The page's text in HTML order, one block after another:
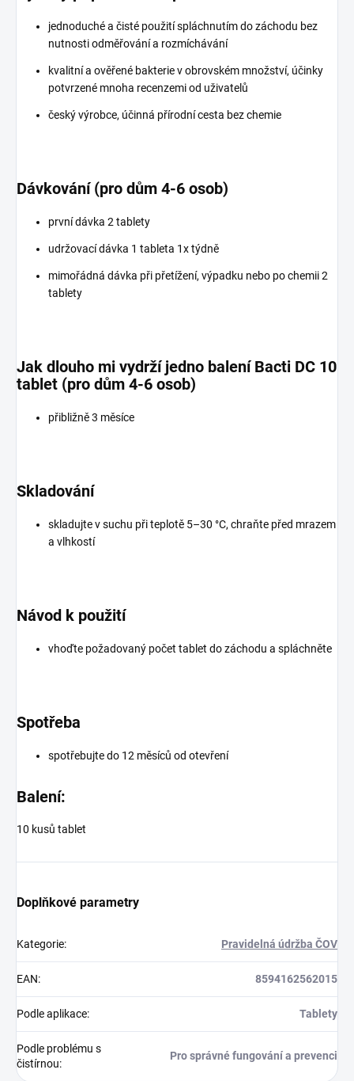
jednoduché a čisté použití spláchnutím do záchodu bez
nutnosti odměřování a rozmíchávání
kvalitní a ověřené bakterie v obrovském množství, účinky
potvrzené mnoha recenzemi od uživatelů
český výrobce, účinná přírodní cesta bez chemie
Dávkování (pro dům 4-6 osob)
první dávka 2 tablety
udržovací dávka 1 tableta 1x týdně
mimořádná dávka při přetížení, výpadku nebo po chemii 2
tablety
Jak dlouho mi vydrží jedno balení Bacti DC 10
tablet (pro dům 4-6 osob)
přibližně 3 měsíce
Skladování
skladujte v suchu při teplotě 5–30 °C, chraňte před mrazem
a vlhkostí
Návod k použití
vhoďte požadovaný počet tablet do záchodu a spláchněte
Spotřeba
spotřebujte do 12 měsíců od otevření
Balení:
10 kusů tablet
Doplňkové parametry
Kategorie: Pravidelná údržba ČOV
EAN: 8594162562015
Podle aplikace: Tablety
Podle problému s
čistírnou:
Pro správné fungování a prevenci